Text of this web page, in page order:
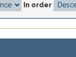
In order